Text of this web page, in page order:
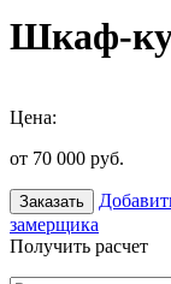
Шкаф-
Цена:
от 70 000 руб.
Заказать
замерщика
Получить расчет